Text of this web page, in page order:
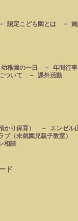
認定こども園とは
幼稚園の一日
年間行事
ついて
課外活動
かり保育）
エンゼル
ブ（未就園児親子教室）
相談
ド